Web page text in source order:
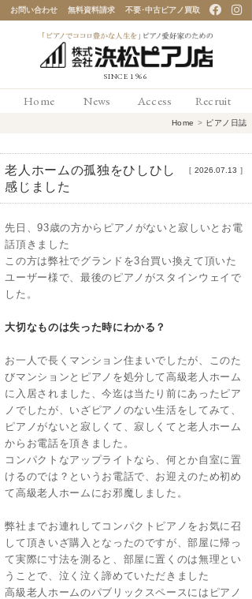
「ピアノでココロ豊かな
人生を」ピアノ愛好家の
ための 浜松ピアノ店
お問い合わせ 無料資料請求 不要･中古ピアノ買取
Home News Access Recruit
Home > ピアノ日誌
［ 2026.07.13 ］
老人ホームの孤独をひしひし
感じました
先日、93歳の方からピアノがないと寂しいとお電
話頂きました
この方は弊社でグランドを3台買い換えて頂いた
ユーザー様で、最後のピアノがスタインウェイで
した。
大切なものは失った時にわかる？
お一人で長くマンション住まいでしたが、このた
びマンションとピアノを処分して高級老人ホーム
に入居されました、今迄は当たり前にあったピア
ノでしたが、いざピアノのない生活をしてみて、
ピアノがないと寂しくて、寂しくてと老人ホーム
からお電話を頂きました。
コンパクトなアップライトなら、何とか自室に置
けるのでは？というお電話で、お迎えのため初め
て高級老人ホームにお邪魔しました。
弊社までお連れしてコンパクトピアノをお気に召
して頂きいざ購入となったのですが、部屋に帰っ
て実際に寸法を測ると、部屋に置くのは無理とい
うことで、泣く泣く諦めていただきました
高級老人ホームのパブリックスペースにはピアノ